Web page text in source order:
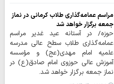
مراسم عمامه‌گذاری طلاب کرمانی در نماز
جمعه برگزار خواهد شد
حوزه/ در آستانه عید غدیر مراسم
عمامه‌گذاری طلاب سطح عالی مدرسه
علمیه امام مهدی(عج) و مؤسسه
آموزش عالی حوزوی امام صادق(ع) در
نماز جمعه برگزار خواهد شد.